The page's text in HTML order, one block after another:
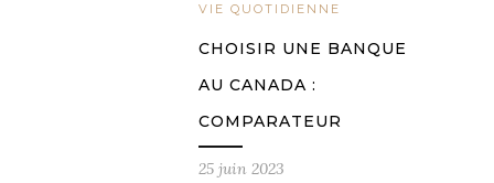
VIE QUOTIDIENNE
CHOISIR UNE BANQUE
AU CANADA :
COMPARATEUR
25 juin 2023